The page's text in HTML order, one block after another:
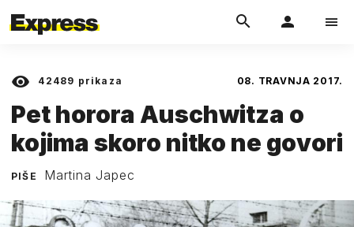
42489 prikaza 08. TRAVNJA 2017.
Pet horora Auschwitza o
kojima skoro nitko ne govori
PIŠE Martina Japec